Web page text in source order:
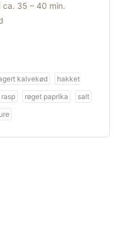
ca. 35 – 40 min.
kalvekød
hakket
rasp røget paprika
salt